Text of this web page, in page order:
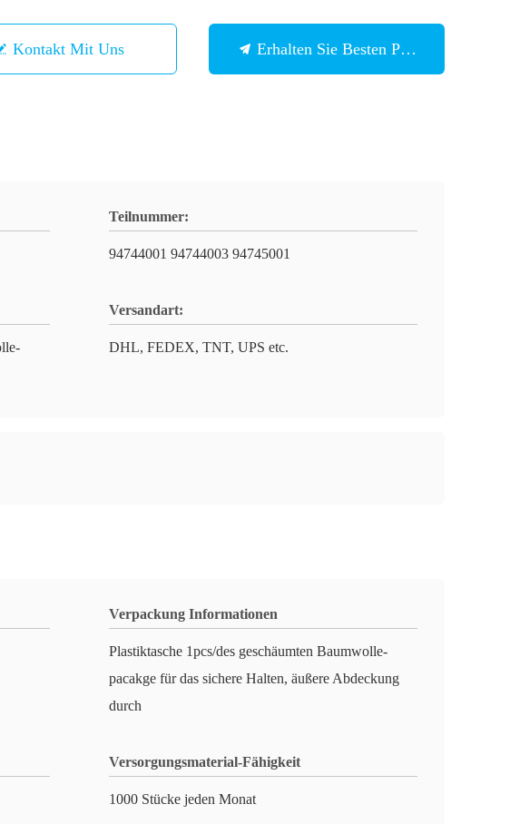
Kontakt Mit Uns Erhalten Sie Besten Preis
Teilnummer:
94744001 94744003 94745001
Versandart:
DHL, FEDEX, TNT, UPS etc.
Verpackung Informationen
Plastiktasche 1pcs/des geschäumten Baumwolle-
pacakge für das sichere Halten, äußere Abdeckung
durch
Versorgungsmaterial-Fähigkeit
1000 Stücke jeden Monat